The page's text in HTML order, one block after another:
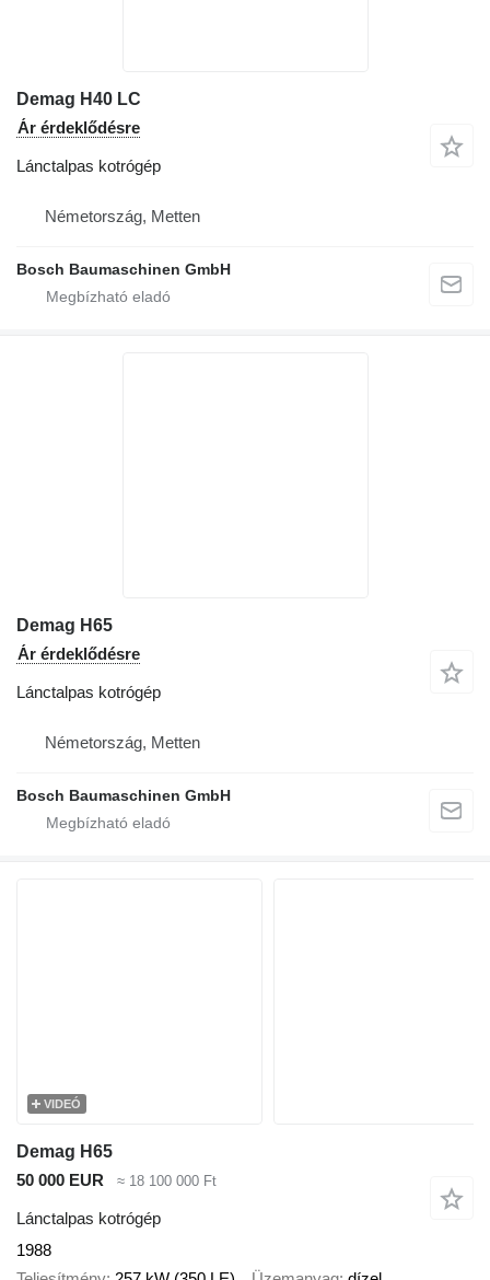
Demag H40 LC
Ár érdeklődésre
Lánctalpas kotrógép
Németország, Metten
Bosch Baumaschinen GmbH
Demag H65
Ár érdeklődésre
Lánctalpas kotrógép
Németország, Metten
Bosch Baumaschinen GmbH
VIDEÓ
Demag H65
50 000 EUR
≈ 18 100 000 Ft
Lánctalpas kotrógép
1988